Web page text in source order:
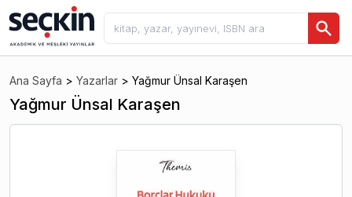
Ana Sayfa > Yazarlar > Yağmur Ünsal Karaşen
Yağmur Ünsal Karaşen